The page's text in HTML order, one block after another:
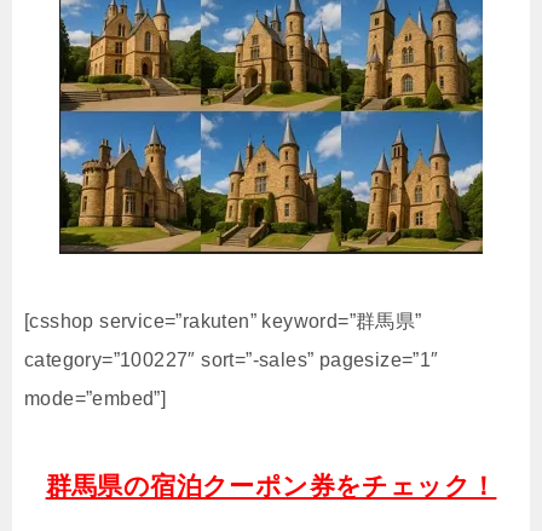
[csshop service=”rakuten” keyword=”群馬県”
category=”100227″ sort=”-sales” pagesize=”1″
mode=”embed”]
群馬県の宿泊クーポン券をチェック！